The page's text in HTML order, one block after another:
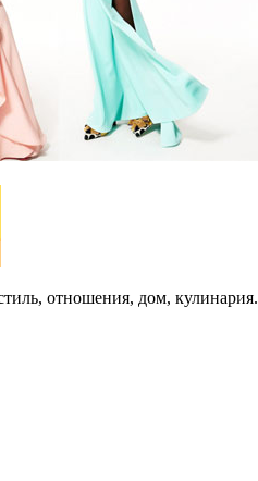
отношения, дом, кулинария.